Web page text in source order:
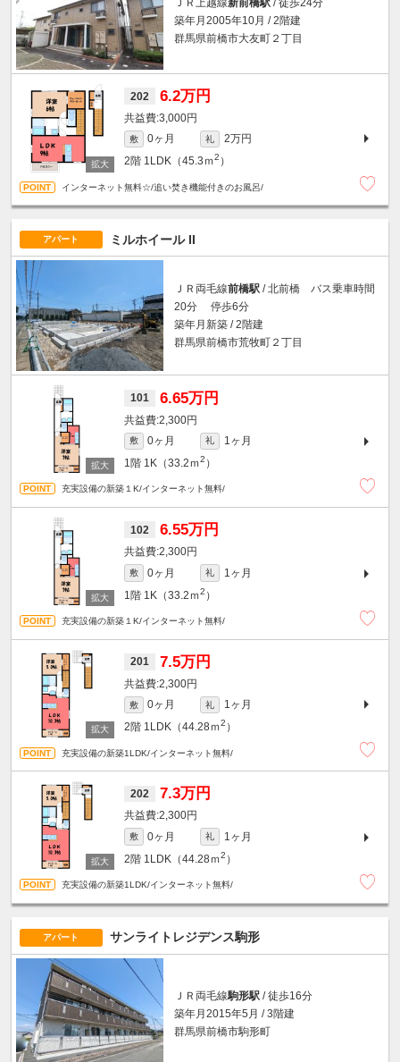
ＪＲ上越線新前橋駅 / 徒歩24分
築年月2005年10月 / 2階建
群馬県前橋市大友町２丁目
202 6.2万円
3,000円
敷 0ヶ月 礼
2万円
2階 1LDK（45.3ｍ2 ）
インターネット無料☆/追い焚き機能付きのお風呂/
アパート ミルホイール II
ＪＲ両毛線前橋駅 / 北前橋 バス乗車時間
20分 停歩6分
築年月新築 / 2階建
群馬県前橋市荒牧町２丁目
101 6.65万円
2,300円
敷 0ヶ月 礼
1ヶ月
1階 1K（33.2ｍ2 ）
充実設備の新築１K/インターネット無料/
102 6.55万円
2,300円
敷 0ヶ月 礼
1ヶ月
1階 1K（33.2ｍ2 ）
充実設備の新築１K/インターネット無料/
201 7.5万円
2,300円
敷 0ヶ月 礼
1ヶ月
2階 1LDK（44.28ｍ2 ）
充実設備の新築1LDK/インターネット無料/
202 7.3万円
2,300円
敷 0ヶ月 礼
1ヶ月
2階 1LDK（44.28ｍ2 ）
充実設備の新築1LDK/インターネット無料/
アパート サンライトレジデンス駒形
ＪＲ両毛線駒形駅 / 徒歩16分
築年月2015年5月 / 3階建
群馬県前橋市駒形町